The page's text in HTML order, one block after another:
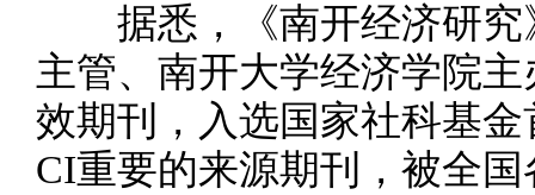
据悉，《南开经济研究
主管、南开大学经济学院
效期刊，入选国家社科基
CI重要的来源期刊，被全